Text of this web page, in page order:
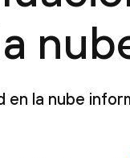
en la nube